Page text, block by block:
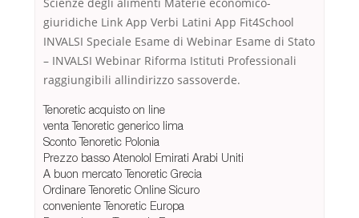
Scienze degli alimenti Materie economico-
giuridiche Link App Verbi Latini App Fit4School
INVALSI Speciale Esame di Webinar Esame di Stato
– INVALSI Webinar Riforma Istituti Professionali
raggiungibili allindirizzo sassoverde.
Tenoretic acquisto on line
venta Tenoretic generico lima
Sconto Tenoretic Polonia
Prezzo basso Atenolol Emirati Arabi Uniti
A buon mercato Tenoretic Grecia
Ordinare Tenoretic Online Sicuro
conveniente Tenoretic Europa